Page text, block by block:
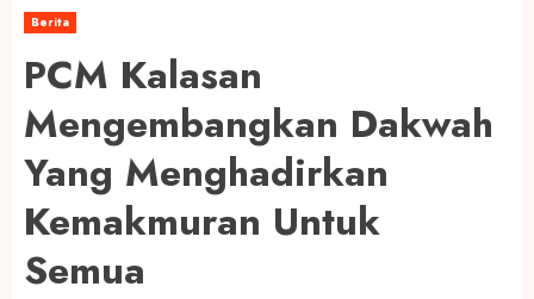
Berita
PCM Kalasan
Mengembangkan Dakwah
Yang Menghadirkan
Kemakmuran Untuk
Semua